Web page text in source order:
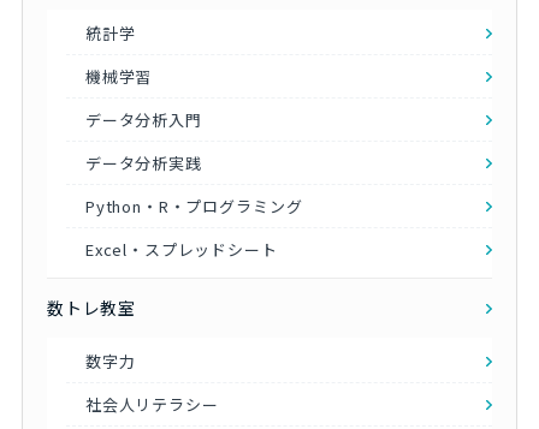
統計学
機械学習
データ分析入門
データ分析実践
Python・R・プログラミング
Excel・スプレッドシート
数トレ教室
数字力
社会人リテラシー